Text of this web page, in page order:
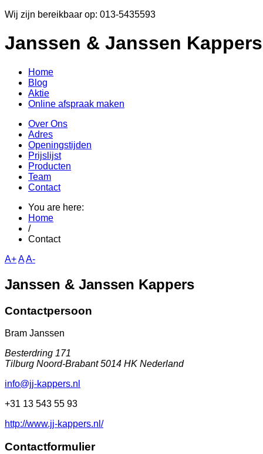
Wij zijn bereikbaar op: 013-5435593
Janssen & Janssen Kappers
Home
Blog
Aktie
Online afspraak maken
Over Ons
Adres
Openingstijden
Prijslijst
Producten
Team
Contact
You are here:
Home
/
Contact
A+AA-
Janssen & Janssen Kappers
Contactpersoon
Bram Janssen
Besterdring 171
Tilburg Noord-Brabant5014 HK Nederland
info@jj-kappers.nl
+31 13 543 55 93
http://www.jj-kappers.nl/
Contactformulier